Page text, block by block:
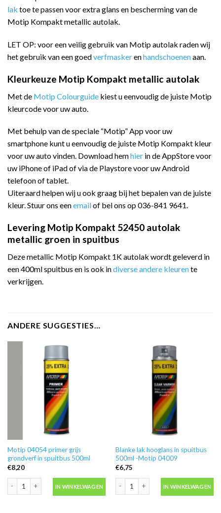
lak toe te passen voor extra glans en bescherming van de
Motip Kompakt metallic autolak.
LET OP: voor een veilig gebruik van Motip autolak raden wij
het gebruik van een goedverfmaskerenhandschoenenaan.
Kleurkeuze Motip Kompakt metallic autolak
Met de Motip Colourguide kiest u eenvoudig de juiste Motip
kleurcode voor uw auto.
Met behulp van de speciale “Motip” App voor uw
smartphone kunt u eenvoudig de juiste Motip Kompakt kleur
voor uw auto vinden. Download hemhier in de AppStore voor
uw iPhone of iPad of via de Playstore voor uw Android
telefoon of tablet.
Uiteraard helpen wij u ook graag bij het bepalen van de juiste
kleur. Stuur ons eenemailof bel ons op 036-841 9641.
Levering Motip Kompakt 52450 autolak
metallic groen in spuitbus
Deze metallic Motip Kompakt 1K autolak wordt geleverd in
een 400ml spuitbus en is ook indiverse andere kleurente
verkrijgen.
ANDERE SUGGESTIES…
Motip 04054 primer grijs
grondverf in spuitbus 500ml
€8,20
IN WINKELWAGEN
Blanke lak hooglans in spuitbus
500ml -Motip 04009
€6,75
IN WINKELWAGEN